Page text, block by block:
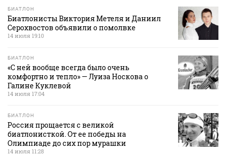
БИАТЛОН
Биатлонисты Виктория Метеля и Даниил
Серохвостов объявили о помолвке
14 июля 19:10
БИАТЛОН
«С ней вообще всегда было очень
комфортно и тепло» — Луиза Носкова о
Галине Куклевой
14 июля 17:04
БИАТЛОН
Россия прощается с великой
биатлонисткой. От ее победы на
Олимпиаде до сих пор мурашки
14 июля 11:28